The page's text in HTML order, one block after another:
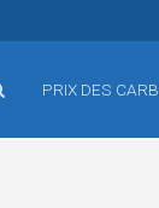
PRIX DES